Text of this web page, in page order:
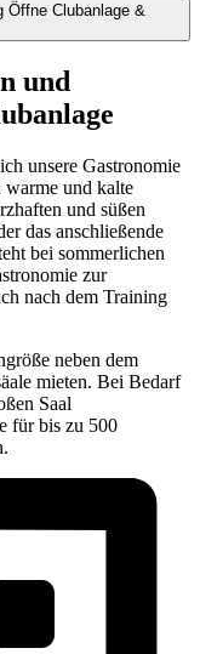
Öffne Clubanlage &
und
unsere Gastronomie
und kalte
und süßen
das anschließende
bei sommerlichen
zur
nach dem Training
neben dem
mieten. Bei Bedarf
Saal
für bis zu 500